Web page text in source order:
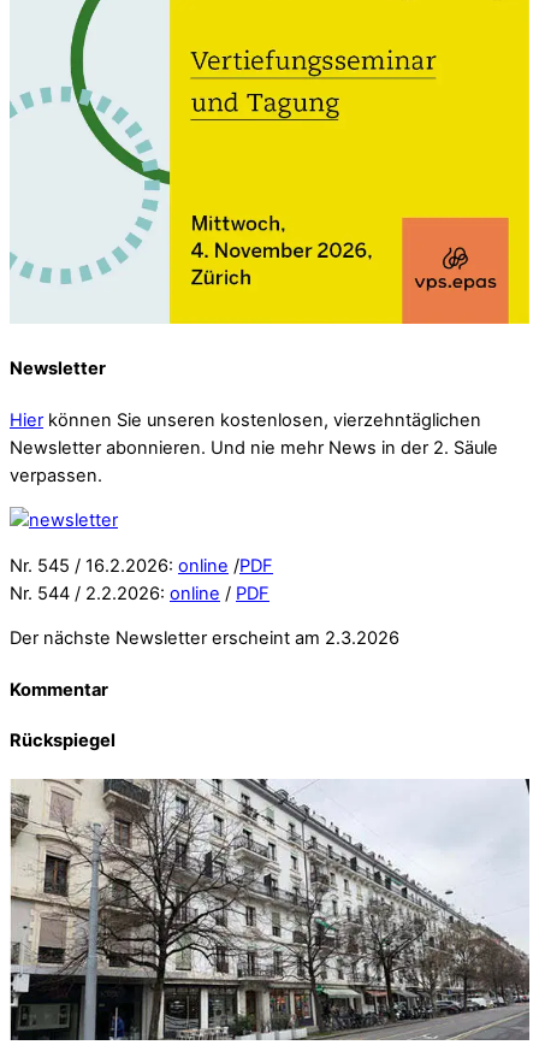
Newsletter
Hier können Sie unseren kostenlosen, vierzehntäglichen
Newsletter abonnieren. Und nie mehr News in der 2. Säule
verpassen.
Nr. 545 / 16.2.2026: online /PDF
Nr. 544 / 2.2.2026: online / PDF
Der nächste Newsletter erscheint am 2.3.2026
Kommentar
Rückspiegel